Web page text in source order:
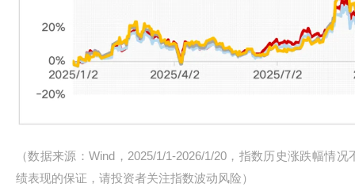
（数据来源：Wind，2025/1/1-2026/1/20，指数历史涨跌幅情
绩表现的保证，请投资者关注指数波动风险）